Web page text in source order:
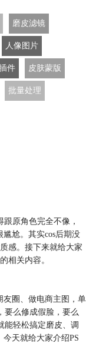
磨皮滤镜
人像图片
件 皮肤蒙版
批量处理
原角色完全不像，
尬。其实cos后期没
感。接下来就给大家
相关内容。
友圈、做电商主图，单
要么修成假脸，要么
能轻松搞定磨皮、调
天就给大家介绍PS